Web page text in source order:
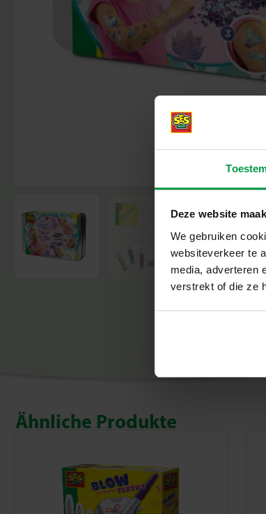
Deze website
We gebruiken
websiteverkeer te
media, adverteren
verstrekt of die ze
Ähnliche Produkte